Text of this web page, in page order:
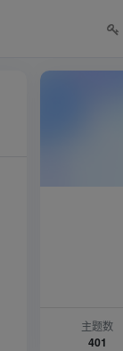
主题数
401